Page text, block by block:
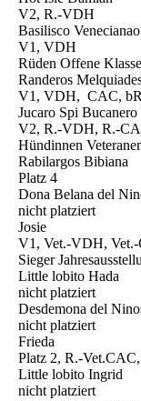
V2, R.-VDH
Basilisco Venecianao
V1, VDH
Rüden Offene
Randeros
V1, VDH, CAC, bR,
Jucaro Spi Bucanero
V2, R.-VDH, R.-
Hündinnen
Rabilargos Bibiana
Platz 4
Dona Belana del
nicht platziert
Josie
V1, Vet.-VDH, Vet.-
Sieger
Little lobito Hada
nicht platziert
Desdemona del
nicht platziert
Frieda
Platz 2, R.-
Little lobito Ingrid
nicht platziert